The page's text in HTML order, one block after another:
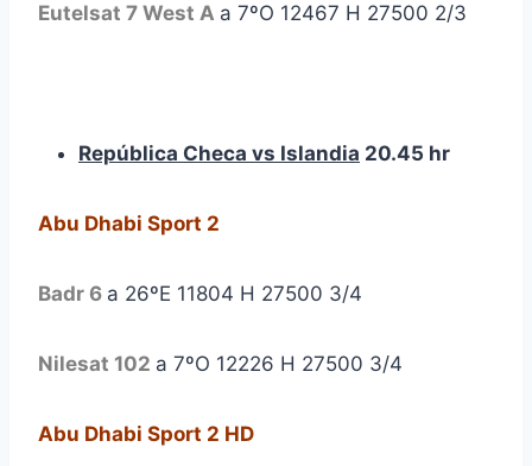
Eutelsat 7 West A a 7ºO 12467 H 27500 2/3
República Checa vs Islandia 20.45 hr
Abu Dhabi Sport 2
Badr 6 a 26ºE 11804 H 27500 3/4
Nilesat 102 a 7ºO 12226 H 27500 3/4
Abu Dhabi Sport 2 HD